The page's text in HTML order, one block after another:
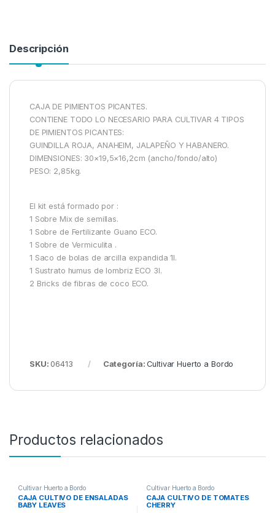
Descripción
CAJA DE PIMIENTOS PICANTES.
CONTIENE TODO LO NECESARIO PARA CULTIVAR 4 TIPOS
DE PIMIENTOS PICANTES:
GUINDILLA ROJA, ANAHEIM, JALAPEÑO Y HABANERO.
DIMENSIONES: 30×19,5×16,2cm (ancho/fondo/alto)
PESO: 2,85kg.
El kit está formado por :
1 Sobre Mix de semillas.
1 Sobre de Fertilizante Guano ECO.
1 Sobre de Vermiculita .
1 Saco de bolas de arcilla expandida 1l.
1 Sustrato humus de lombriz ECO 3l.
2 Bricks de fibras de coco ECO.
SKU: 06413 Categoría:Cultivar Huerto a Bordo
Productos relacionados
Cultivar Huerto a Bordo
CAJA CULTIVO DE ENSALADAS
BABY LEAVES
Cultivar Huerto a Bordo
CAJA CULTIVO DE TOMATES
CHERRY